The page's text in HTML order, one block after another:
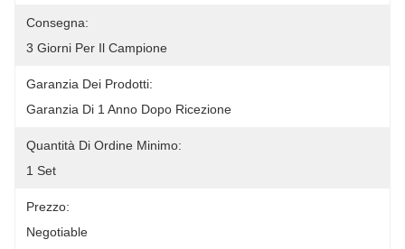
Consegna:
3 Giorni Per Il Campione
Garanzia Dei Prodotti:
Garanzia Di 1 Anno Dopo Ricezione
Quantità Di Ordine Minimo:
1 Set
Prezzo:
Negotiable